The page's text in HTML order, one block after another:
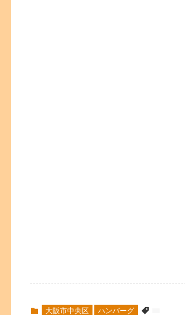
大阪市中央区 ハンバーグ